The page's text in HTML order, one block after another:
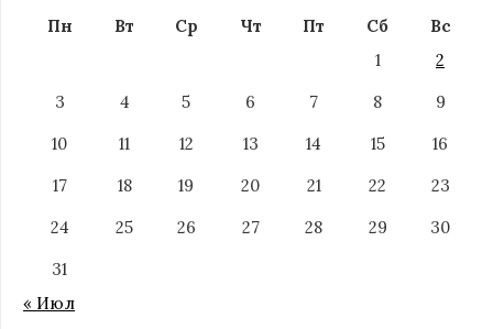
Пн Вт Ср Чт Пт Сб
Вс
1
2
3
4 5 6 7 8
9
10
11 12 13 14 15
16
17
18 19 20 21 22
23
24
25 26 27 28 29
30
31
« Июл